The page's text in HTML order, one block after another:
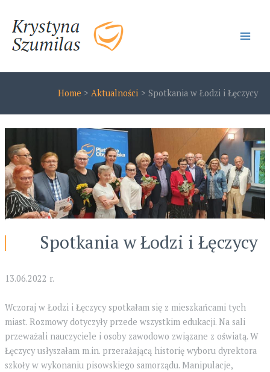
content
Home Aktualności Spotkania w Łodzi i Łęczycy
Spotkania w Łodzi i Łęczycy
13.06.2022 r.
Wczoraj w Łodzi i Łęczycy spotkałam się z mieszkańcami tych
miast. Rozmowy dotyczyły przede wszystkim edukacji. Na sali
przeważali nauczyciele i osoby zawodowo związane z oświatą. W
Łęczycy usłyszałam m.in. przerażającą historię wyboru dyrektora
szkoły w wykonaniu pisowskiego samorządu. Manipulacje,